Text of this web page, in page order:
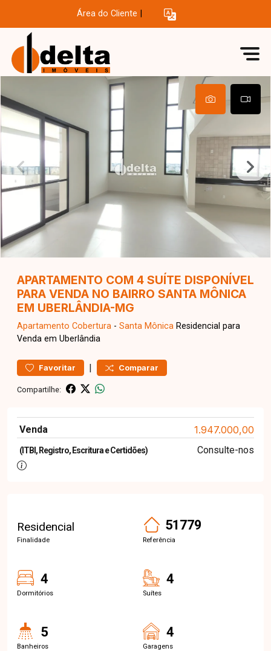
Área do Cliente
APARTAMENTO COM 4 SUÍTE DISPONÍVEL
PARA VENDA NO BAIRRO SANTA MÔNICA
EM UBERLÂNDIA-MG
Apartamento Cobertura - Santa Mônica Residencial para
Venda em Uberlândia
Favoritar | Comparar
Compartilhe:
Venda 1.947.000,00
(ITBI, Registro, Escritura e Certidões) Consulte-nos
Residencial
Finalidade
51779
Referência
4
Dormitórios
4
Suítes
5
Banheiros
4
Garagens